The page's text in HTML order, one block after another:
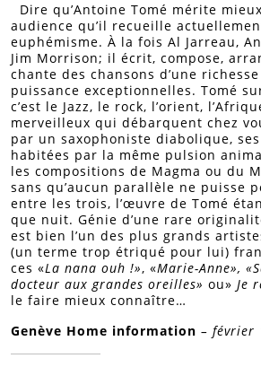
Dire qu’Antoine Tomé mérite
audience qu’il recueille
euphémisme. À la fois Al Jarreau,
Jim Morrison; il écrit, compose,
chante des chansons d’une richesse
puissance exceptionnelles. Tomé
c’est le Jazz, le rock, l’orient,
merveilleux qui débarquent chez
par un saxophoniste diabolique,
habitées par la même pulsion
les compositions de Magma ou du
sans qu’aucun parallèle ne puisse
entre les trois, l’œuvre de Tomé
que nuit. Génie d’une rare
est bien l’un des plus grands
(un terme trop étriqué pour lui)
ces «La nana ouh !», «Marie-Anne»,
docteur aux grandes oreilles» ou» Je
le faire mieux connaître…
Genève Home information – février